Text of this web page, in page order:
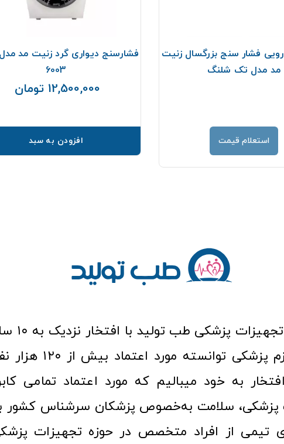
فشار سنج بزرگسال زنیت
مد مدل تک شلنگ
استعلام قیمت
6003
12,500,000 تومان
افزودن به سبد
فروشگاه
عرصه کالا و لوازم پزشکی
به خود میبالیم که مورد اعتماد تمامی
سلامت به‌خصوص پزشکان سرشناس کشور
تیمی از افراد متخصص در حوزه تجهیزات